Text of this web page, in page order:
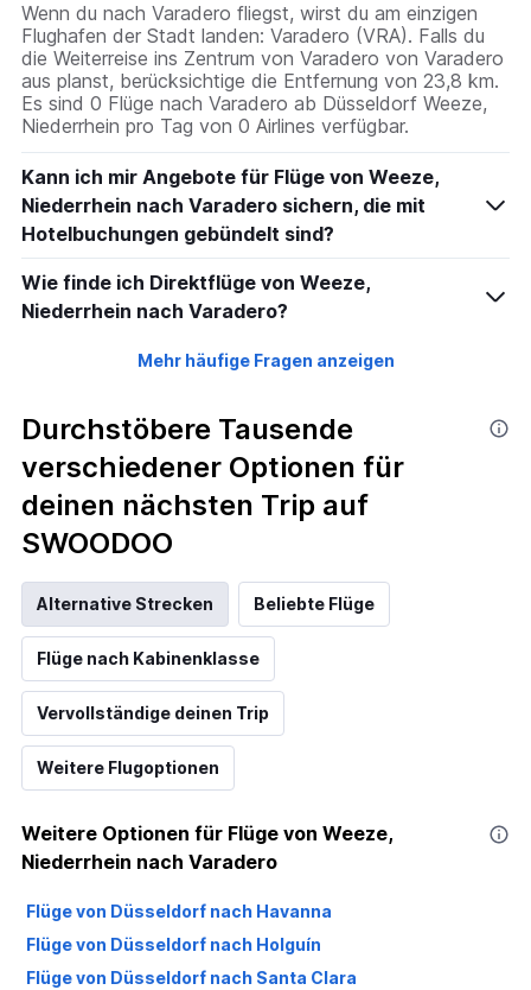
Wenn du nach Varadero fliegst, wirst du am einzigen
Flughafen der Stadt landen: Varadero (VRA). Falls du
die Weiterreise ins Zentrum von Varadero von Varadero
aus planst, berücksichtige die Entfernung von 23,8 km.
Es sind 0 Flüge nach Varadero ab Düsseldorf Weeze,
Niederrhein pro Tag von 0 Airlines verfügbar.
Kann ich mir Angebote für Flüge von Weeze,
Niederrhein nach Varadero sichern, die mit
Hotelbuchungen gebündelt sind?
Wie finde ich Direktflüge von Weeze,
Niederrhein nach Varadero?
Mehr häufige Fragen anzeigen
Durchstöbere Tausende
verschiedener Optionen für
deinen nächsten Trip auf
SWOODOO
Alternative Strecken Beliebte Flüge
Flüge nach Kabinenklasse
Vervollständige deinen Trip
Weitere Flugoptionen
Weitere Optionen für Flüge von Weeze,
Niederrhein nach Varadero
Flüge von Düsseldorf nach Havanna
Flüge von Düsseldorf nach Holguín
Flüge von Düsseldorf nach Santa Clara